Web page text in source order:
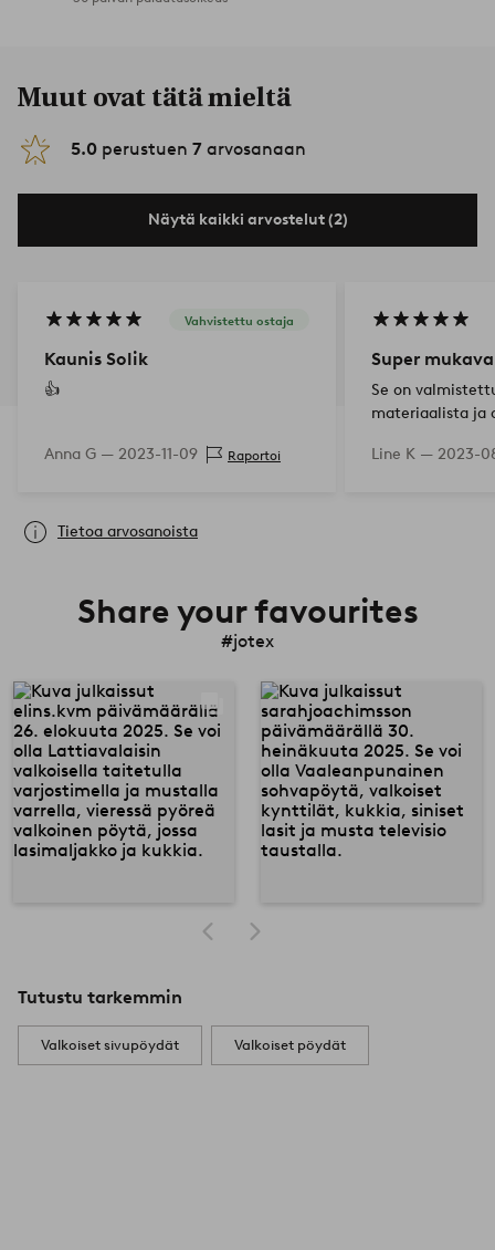
Muut ovat tätä mieltä
5.0 perustuen 7 arvosanaan
Näytä kaikki arvostelut (2)
Vahvistettu ostaja
Kaunis Solik
👍
Anna G — 2023-11-09 Raportoi
Super mukava
Se on
materiaalista ja
se nouse
Line K — 2023-
Tietoa arvosanoista
Share your favourites
#jotex
Tutustu tarkemmin
Valkoiset sivupöydät Valkoiset pöydät